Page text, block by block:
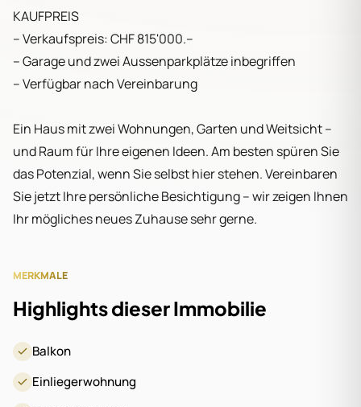
KAUFPREIS
– Verkaufspreis: CHF 815'000.–
– Garage und zwei Aussenparkplätze inbegriffen
– Verfügbar nach Vereinbarung
Ein Haus mit zwei Wohnungen, Garten und Weitsicht –
und Raum für Ihre eigenen Ideen. Am besten spüren Sie
das Potenzial, wenn Sie selbst hier stehen. Vereinbaren
Sie jetzt Ihre persönliche Besichtigung – wir zeigen Ihnen
Ihr mögliches neues Zuhause sehr gerne.
MERKMALE
Highlights dieser Immobilie
Balkon
Einliegerwohnung